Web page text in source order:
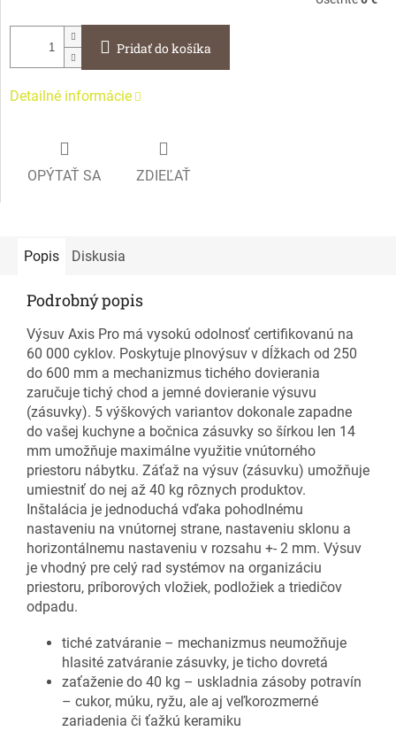
Pridať do košíka
Detailné informácie
OPÝTAŤ SA ZDIEĽAŤ
Popis Diskusia
Podrobný popis
Výsuv Axis Pro má vysokú odolnosť certifikovanú na
60 000 cyklov. Poskytuje plnovýsuv v dĺžkach od 250
do 600 mm a mechanizmus tichého dovierania
zaručuje tichý chod a jemné dovieranie výsuvu
(zásuvky). 5 výškových variantov dokonale zapadne
do vašej kuchyne a bočnica zásuvky so šírkou len 14
mm umožňuje maximálne využitie vnútorného
priestoru nábytku. Záťaž na výsuv (zásuvku) umožňuje
umiestniť do nej až 40 kg rôznych produktov.
Inštalácia je jednoduchá vďaka pohodlnému
nastaveniu na vnútornej strane, nastaveniu sklonu a
horizontálnemu nastaveniu v rozsahu +- 2 mm. Výsuv
je vhodný pre celý rad systémov na organizáciu
priestoru, príborových vložiek, podložiek a triedičov
odpadu.
tiché zatváranie – mechanizmus neumožňuje
hlasité zatváranie zásuvky, je ticho dovretá
zaťaženie do 40 kg – uskladnia zásoby potravín
– cukor, múku, ryžu, ale aj veľkorozmerné
zariadenia či ťažkú keramiku